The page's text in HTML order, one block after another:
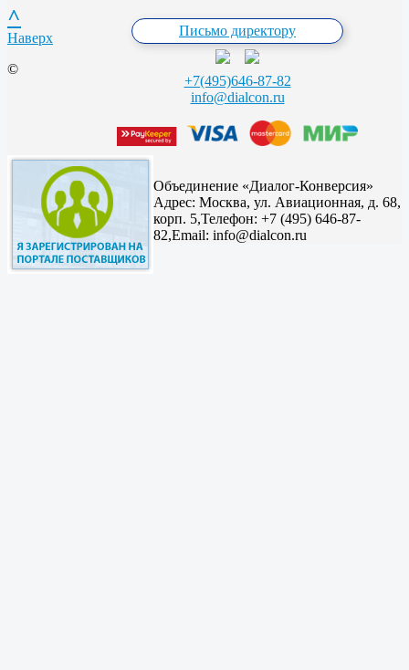
Письмо директору
+7(495)646-87-82
info@dialcon.ru
^
Наверх
©
Объединение «Диалог-Конверсия»
Адрес: Москва, ул. Авиационная, д. 68,
корп. 5,Телефон: +7 (495) 646-87-
82,Email: info@dialcon.ru